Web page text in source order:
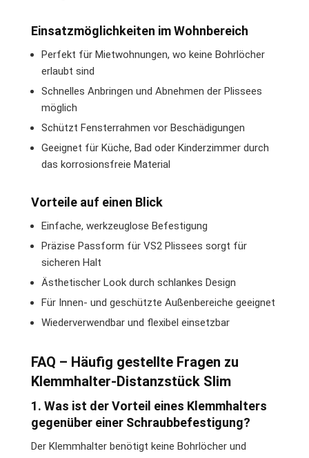
Einsatzmöglichkeiten im Wohnbereich
Perfekt für Mietwohnungen, wo keine Bohrlöcher
erlaubt sind
Schnelles Anbringen und Abnehmen der Plissees
möglich
Schützt Fensterrahmen vor Beschädigungen
Geeignet für Küche, Bad oder Kinderzimmer durch
das korrosionsfreie Material
Vorteile auf einen Blick
Einfache, werkzeuglose Befestigung
Präzise Passform für VS2 Plissees sorgt für
sicheren Halt
Ästhetischer Look durch schlankes Design
Für Innen- und geschützte Außenbereiche geeignet
Wiederverwendbar und flexibel einsetzbar
FAQ – Häufig gestellte Fragen zu
Klemmhalter-Distanzstück Slim
1. Was ist der Vorteil eines Klemmhalters
gegenüber einer Schraubbefestigung?
Der Klemmhalter benötigt keine Bohrlöcher und